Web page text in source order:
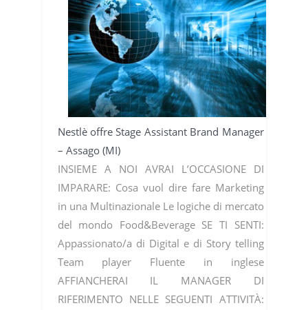
Nestlè offre Stage Assistant Brand Manager
– Assago (MI)
INSIEME A NOI AVRAI L’OCCASIONE DI
IMPARARE: Cosa vuol dire fare Marketing
in una Multinazionale Le logiche di mercato
del mondo Food&Beverage SE TI SENTI:
Appassionato/a di Digital e di Story telling
Team player Fluente in inglese
AFFIANCHERAI IL MANAGER DI
RIFERIMENTO NELLE SEGUENTI ATTIVITÀ: